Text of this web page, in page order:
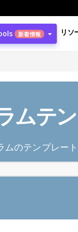
新着情報 リソ
ムテ
のテンプレー